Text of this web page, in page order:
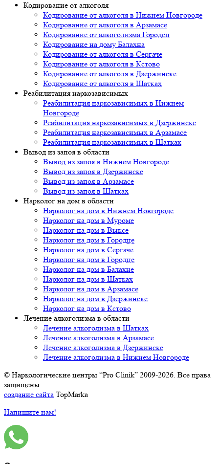
Кодирование от алкоголя
Кодирование от алкоголя в Нижнем Новгороде
Кодирование от алкоголя в Арзамасе
Кодирование от алкоголизма Городец
Кодирование на дому Балахна
Кодирование от алкоголя в Сергаче
Кодирование от алкоголя в Кстово
Кодирование от алкоголя в Дзержинске
Кодирование от алкоголя в Шатках
Реабилитация наркозависимых
Реабилитация наркозависимых в Нижнем
Новгороде
Реабилитация наркозависимых в Дзержинске
Реабилитация наркозависимых в Арзамасе
Реабилитация наркозависимых в Шатках
Вывод из запоя в области
Вывод из запоя в Нижнем Новгороде
Вывод из запоя в Дзержинске
Вывод из запоя в Арзамасе
Вывод из запоя в Шатках
Нарколог на дом в области
Нарколог на дом в Нижнем Новгороде
Нарколог на дом в Муроме
Нарколог на дом в Выксе
Нарколог на дом в Городце
Нарколог на дом в Сергаче
Нарколог на дом в Городце
Нарколог на дом в Балахне
Нарколог на дом в Шатках
Нарколог на дом в Арзамасе
Нарколог на дом в Дзержинске
Нарколог на дом в Кстово
Лечение алкоголизма в области
Лечение алкоголизма в Шатках
Лечение алкоголизма в Арзамасе
Лечение алкоголизма в Дзержинске
Лечение алкоголизма в Нижнем Новгороде
© Наркологические центры “Pro Clinik” 2009-2026. Все права
защищены.
создание сайта TopMarka
Напишите нам!